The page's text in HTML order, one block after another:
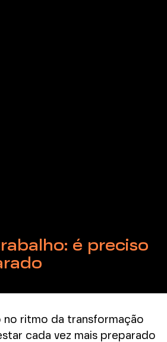
é preciso
no ritmo da transformação
cada vez mais preparado